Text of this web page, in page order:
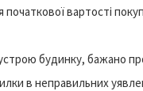
вартості
будинку, бажано
в неправильних